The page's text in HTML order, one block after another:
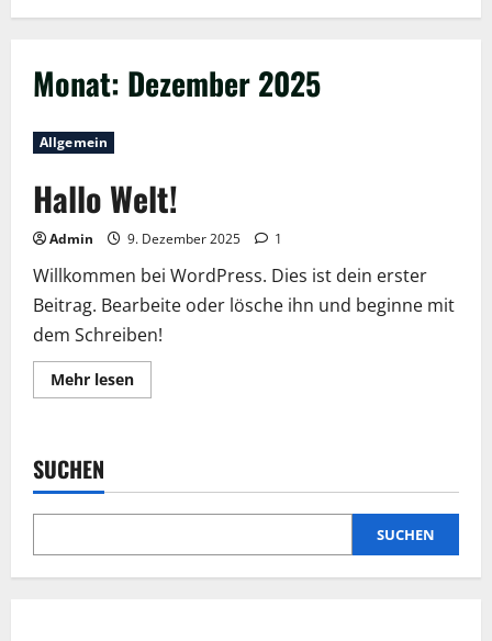
Monat: Dezember 2025
Allgemein
Hallo Welt!
Admin 9. Dezember 2025 1
Willkommen bei WordPress. Dies ist dein erster
Beitrag. Bearbeite oder lösche ihn und beginne mit
dem Schreiben!
Mehr lesenLesen
Sie
SUCHEN
SUCHEN